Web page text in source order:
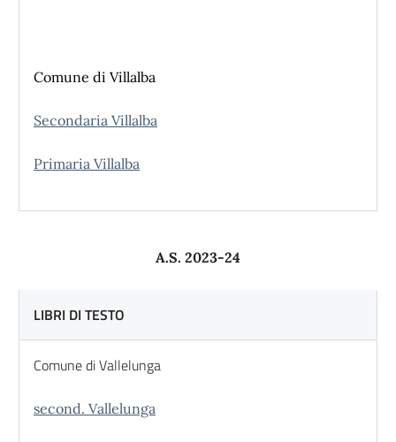
Comune di Villalba
Secondaria Villalba
Primaria Villalba
A.S. 2023-24
LIBRI DI TESTO
Comune di Vallelunga
second. Vallelunga